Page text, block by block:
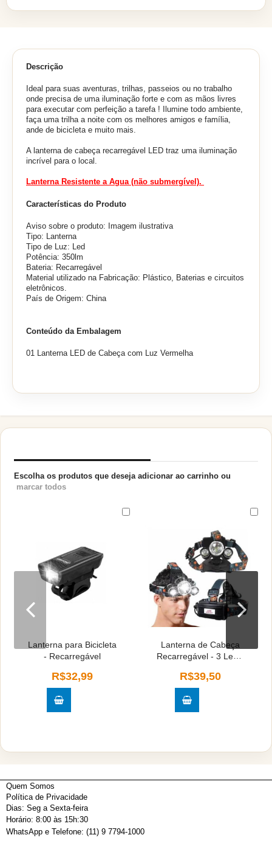
Descrição
Ideal para suas aventuras, trilhas, passeios ou no trabalho
onde precisa de uma iluminação forte e com as mãos livres
para executar com perfeição a tarefa ! Ilumine todo ambiente,
faça uma trilha a noite com os melhores amigos e família,
ande de bicicleta e muito mais.
A lanterna de cabeça recarregável LED traz uma iluminação
incrível para o local.
Lanterna Resistente a Agua (não submergível).
Características do Produto
Aviso sobre o produto: Imagem ilustrativa
Tipo: Lanterna
Tipo de Luz: Led
Potência: 350lm
Bateria: Recarregável
Material utilizado na Fabricação: Plástico, Baterias e circuitos
eletrônicos.
País de Origem: China
Conteúdo da Embalagem
01 Lanterna LED de Cabeça com Luz Vermelha
Escolha os produtos que deseja adicionar ao carrinho ou
marcar todos
Lanterna para Bicicleta
- Recarregável
R$32,99
Lanterna de Cabeça
Recarregável - 3 Led's
R$39,50
Quem Somos
Política de Privacidade
Dias: Seg a Sexta-feira
Horário: 8:00 às 15h:30
WhatsApp e Telefone: (11) 9 7794-1000